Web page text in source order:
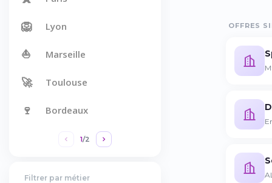
🦁 Lyon
⛵ Marseille
🚀 Toulouse
🍷 Bordeaux
1/2
Filtrer par métier
OFFRES